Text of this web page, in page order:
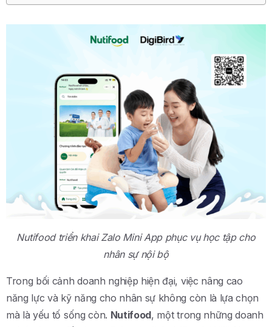
Nutifood triển khai Zalo Mini App phục vụ học tập cho
nhân sự nội bộ
Trong bối cảnh doanh nghiệp hiện đại, việc nâng cao
năng lực và kỹ năng cho nhân sự không còn là lựa chọn
mà là yếu tố sống còn. Nutifood, một trong những doanh